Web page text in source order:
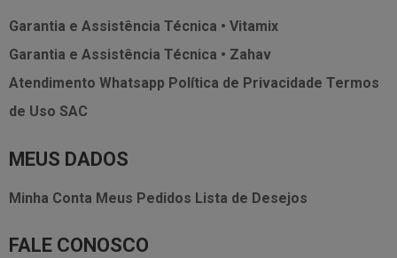
Garantia e Assistência Técnica • Vitamix
Garantia e Assistência Técnica • Zahav
Atendimento Whatsapp Política de Privacidade Termos
de Uso SAC
MEUS DADOS
Minha Conta Meus Pedidos Lista de Desejos
FALE CONOSCO